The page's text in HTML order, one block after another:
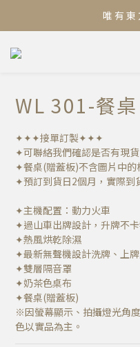
唯 有 東
WL 301-餐桌
✦✦✦接單訂製✦✦✦
✦可聯絡我們確認是否有現貨
✦餐桌(贈蓋板)不含圖片中的
✦預訂到貨日2個月，實際到
✦主機配置：動力火車
✦過山車出牌設計，升牌不
✦熱風烘乾除濕
✦最新無聲機設計洗牌、上
✦雙層隔音罩
✦奶茶色桌布
✦餐桌(贈蓋板)
※因螢幕顯示、拍攝燈光角
色以實品為主。